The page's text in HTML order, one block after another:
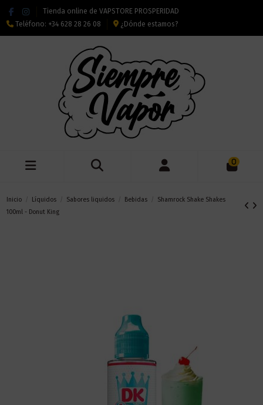
Tienda online de VAPSTORE PROSPERIDAD
Teléfono: +34 628 28 26 08 ¿Dónde estamos?
0
Inicio Líquidos Sabores liquidos Bebidas
Shamrock Shake Shakes
100ml - Donut King